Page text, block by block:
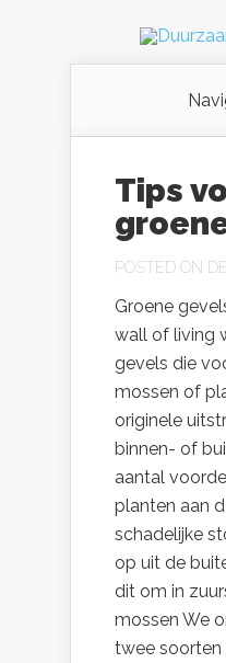
Tips
POSTED ON
Groene
wall of living
gevels die
mossen of
originele
binnen- of
aantal
planten aan
schadelijke
op uit de
dit om in
mossen We
twee soorten